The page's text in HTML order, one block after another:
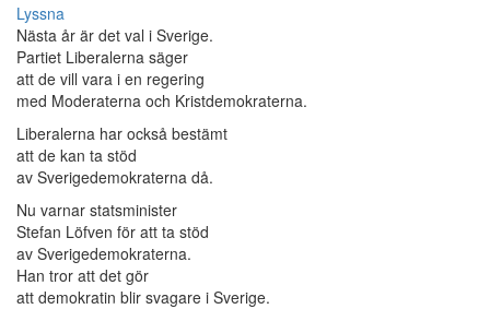
Lyssna
Nästa år är det val i Sverige.
Partiet Liberalerna säger
att de vill vara i en regering
med Moderaterna och Kristdemokraterna.
Liberalerna har också bestämt
att de kan ta stöd
av Sverigedemokraterna då.
Nu varnar statsminister
Stefan Löfven för att ta stöd
av Sverigedemokraterna.
Han tror att det gör
att demokratin blir svagare i Sverige.